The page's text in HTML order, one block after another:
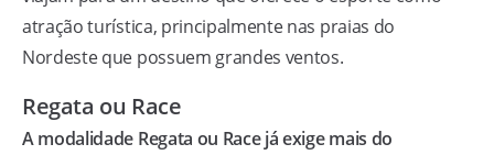
atração turística, principalmente nas praias do
Nordeste que possuem grandes ventos.
Regata ou Race
A modalidade Regata ou Race já exige mais do